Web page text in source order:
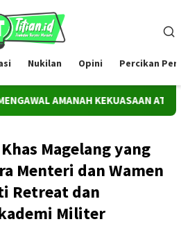
Nukilan Opini Percikan
AMANAH KEKUASAAN ATAS BUMI
Magelang yang
Menteri dan Wamen
Retreat dan
Militer